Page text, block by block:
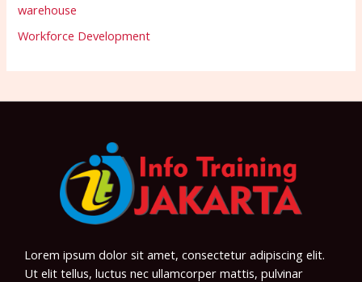
warehouse
Workforce Development
Lorem ipsum dolor sit amet, consectetur adipiscing elit.
Ut elit tellus, luctus nec ullamcorper mattis, pulvinar